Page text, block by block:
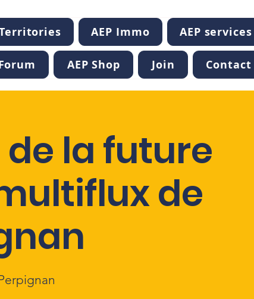
AEP Immo AEP services
AEP Shop Join Contact
la future
de